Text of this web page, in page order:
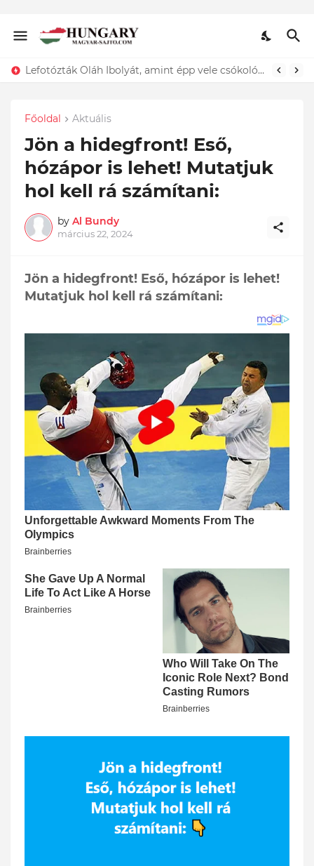
Lefotózták Oláh Ibolyát, amint épp vele csókolózik - EZT nem hiszed el, kinek a karjában kötött ki...ÍME
Főoldal Aktuális
Jön a hidegfront! Eső,
hózápor is lehet! Mutatjuk
hol kell rá számítani:
by Al Bundy
március 22, 2024
Jön a hidegfront! Eső, hózápor is lehet!
Mutatjuk hol kell rá számítani: